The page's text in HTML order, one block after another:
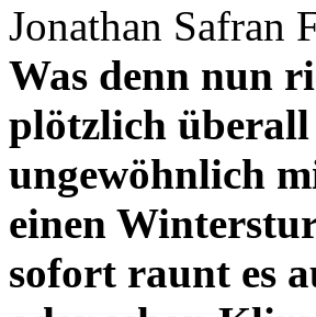
Jonathan Safran
Was denn nun
plötzlich überall
ungewöhnlich
einen
sofort raunt es